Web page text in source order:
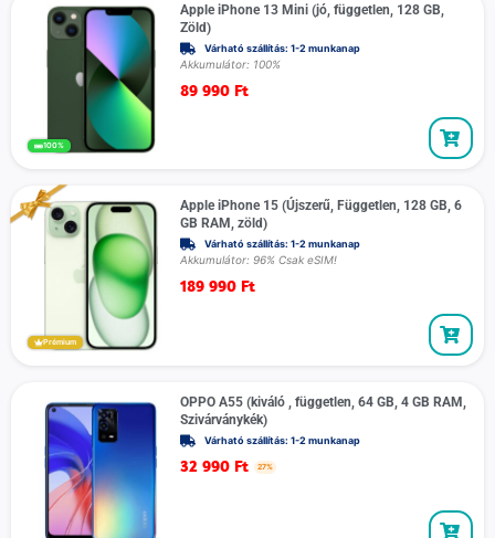
100%
Apple iPhone 13 Mini (jó, független, 128 GB,
Zöld)
Várható szállítás: 1-2 munkanap
Akkumulátor: 100%
89 990 Ft
Prémium
Apple iPhone 15 (Újszerű, Független, 128 GB, 6
GB RAM, zöld)
Várható szállítás: 1-2 munkanap
Akkumulátor: 96% Csak eSIM!
189 990 Ft
OPPO A55 (kiváló , független, 64 GB, 4 GB RAM,
Szivárványkék)
Várható szállítás: 1-2 munkanap
32 990 Ft 27%